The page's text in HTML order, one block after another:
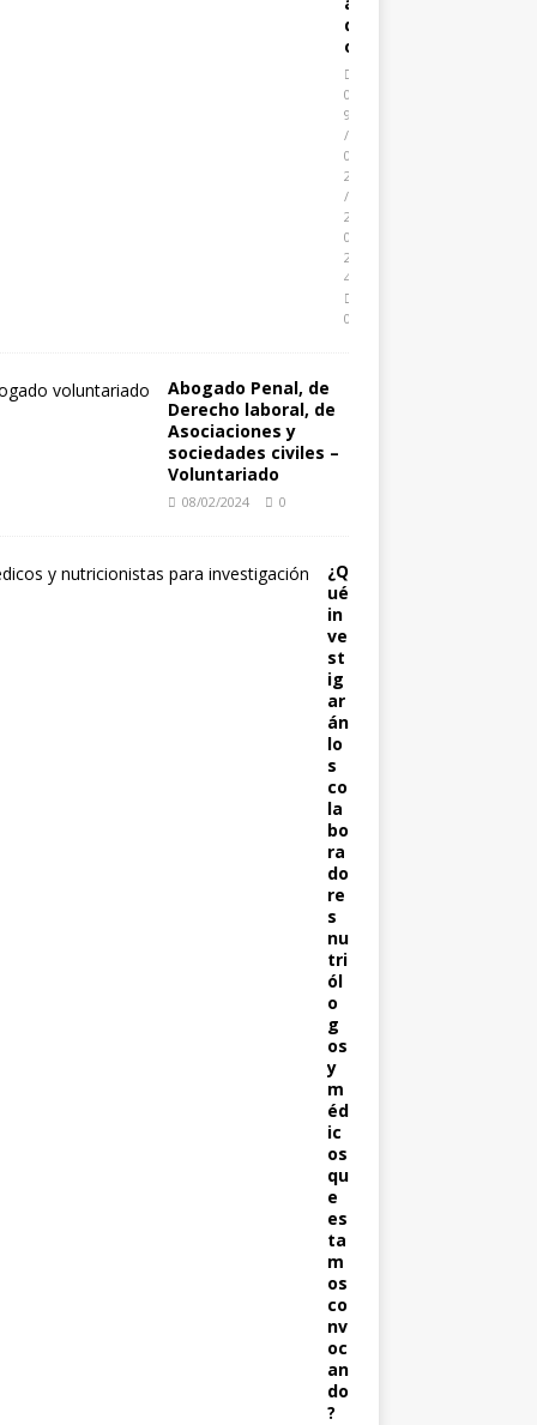
d
o
0
9
/
0
2
/
2
0
2
4
0
Abogado Penal, de
Derecho laboral, de
Asociaciones y
sociedades civiles –
Voluntariado
08/02/2024 0
¿Q
ué
in
ve
st
ig
ar
án
lo
s
co
la
bo
ra
do
re
s
nu
tri
ól
o
g
os
y
m
éd
ic
os
qu
e
es
ta
m
os
co
nv
oc
an
do
?